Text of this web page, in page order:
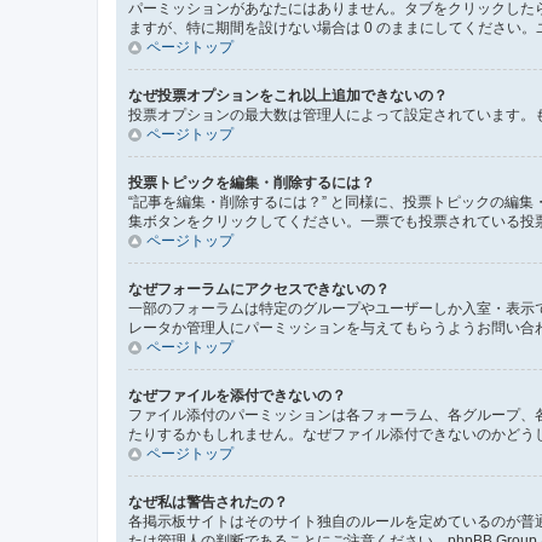
パーミッションがあなたにはありません。タブをクリックし
ますが、特に期間を設けない場合は 0 のままにしてください
ページトップ
なぜ投票オプションをこれ以上追加できないの？
投票オプションの最大数は管理人によって設定されています
ページトップ
投票トピックを編集・削除するには？
“記事を編集・削除するには？” と同様に、投票トピックの編
集ボタンをクリックしてください。一票でも投票されている
ページトップ
なぜフォーラムにアクセスできないの？
一部のフォーラムは特定のグループやユーザーしか入室・表
レータか管理人にパーミッションを与えてもらうようお問い合
ページトップ
なぜファイルを添付できないの？
ファイル添付のパーミッションは各フォーラム、各グループ
たりするかもしれません。なぜファイル添付できないのかど
ページトップ
なぜ私は警告されたの？
各掲示板サイトはそのサイト独自のルールを定めているのが